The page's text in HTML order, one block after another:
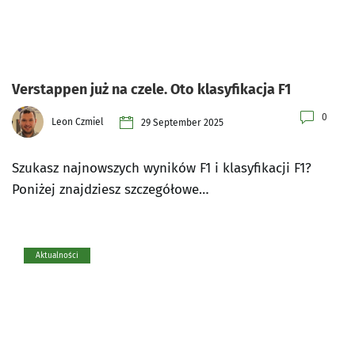
Verstappen już na czele. Oto klasyfikacja F1
Leon Czmiel 29 September 2025 0
Szukasz najnowszych wyników F1 i klasyfikacji F1?
Poniżej znajdziesz szczegółowe…
Aktualności